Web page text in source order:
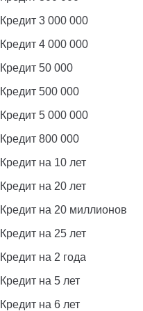
Кредит 3 000 000
Кредит 4 000 000
Кредит 50 000
Кредит 500 000
Кредит 5 000 000
Кредит 800 000
Кредит на 10 лет
Кредит на 20 лет
Кредит на 20 миллионов
Кредит на 25 лет
Кредит на 2 года
Кредит на 5 лет
Кредит на 6 лет